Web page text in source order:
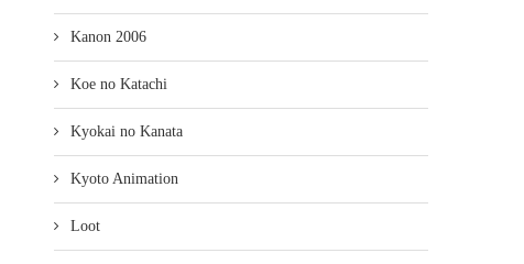
Kanon 2006
Koe no Katachi
Kyokai no Kanata
Kyoto Animation
Loot